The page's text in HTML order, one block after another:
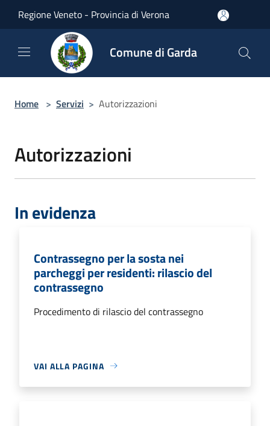
Regione Veneto - Provincia di Verona
Comune di Garda
Home > Servizi > Autorizzazioni
Autorizzazioni
In evidenza
Contrassegno per la sosta nei
parcheggi per residenti: rilascio del
contrassegno
Procedimento di rilascio del contrassegno
VAI ALLA PAGINA